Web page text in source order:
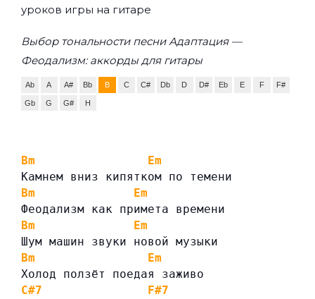
уроков игры на гитаре
Выбор тональности песни Адаптация —
Феодализм: аккорды для гитары
Ab A A# Bb B C C# Db D D# Eb E F F#
Gb G G# H
Bm
Em
Камнем вниз кипятком по темени
Bm
Em
Феодализм как примета времени
Bm
Em
Шум машин звуки новой музыки
Bm
Em
Холод ползёт поедая заживо
C#7
F#7